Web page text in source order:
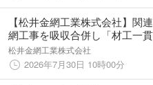
【松井金網工業株式会社】関
網工事を吸収合併し「材工一
松井金網工業株式会社
2026年7月30日 10時00分